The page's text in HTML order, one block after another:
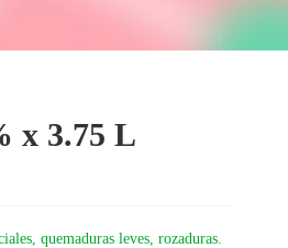
x 3.75 L
quemaduras leves, rozaduras.